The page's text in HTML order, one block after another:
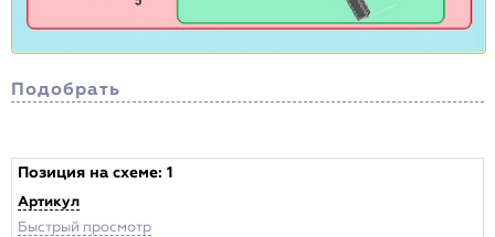
Подобрать
Цена , р.
Позиция на схеме: 1
Артикул
Быстрый просмотр